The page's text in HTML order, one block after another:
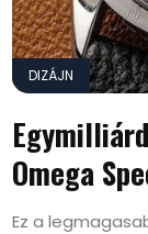
DIZÁJN
Omega
Ez a